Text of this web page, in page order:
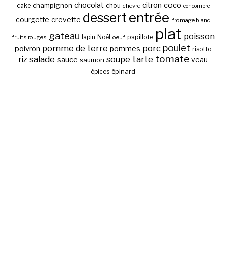
cake champignon chocolat chou chèvre citron coco concombre
courgette crevette dessert entrée fromage blanc
fruits rouges gateau lapin Noël oeuf papillote plat poisson
poivron pomme de terre pommes porc poulet risotto
riz salade sauce saumon soupe tarte tomate veau
épices épinard